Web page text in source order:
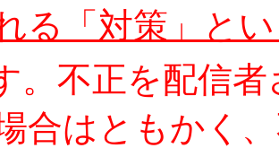
る「対策」と
。不正を配信
合はともかく